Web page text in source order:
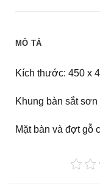
MÔ TẢ
Kích thước: 450 x
Khung bàn sắt sơn
Mặt bàn và đợt gỗ